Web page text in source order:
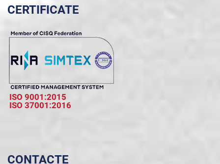
CERTIFICATE
ISO 9001:2015
ISO 37001:2016
CONTACTE